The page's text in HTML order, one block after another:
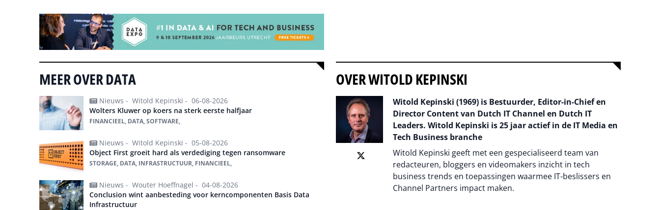
MEER OVER DATA
Nieuws - Witold Kepinski - 06-08-2026
Wolters Kluwer op koers na sterk eerste halfjaar
FINANCIEEL, DATA, SOFTWARE,
Nieuws - Witold Kepinski - 05-08-2026
Object First groeit hard als verdediging tegen ransomware
STORAGE, DATA, INFRASTRUCTUUR, FINANCIEEL,
Nieuws - Wouter Hoeffnagel - 04-08-2026
Conclusion wint aanbesteding voor kerncomponenten Basis Data
Infrastructuur
OVER WITOLD KEPINSKI
Witold Kepinski (1969) is Bestuurder, Editor-in-Chief en
Director Content van Dutch IT Channel en Dutch IT
Leaders. Witold Kepinski is 25 jaar actief in de IT Media en
Tech Business branche
Witold Kepinski geeft met een gespecialiseerd team van
redacteuren, bloggers en videomakers inzicht in tech
business trends en toepassingen waarmee IT-beslissers en
Channel Partners impact maken.